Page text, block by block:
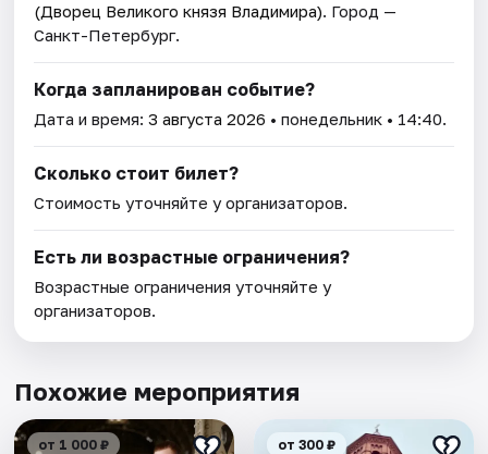
(Дворец Великого князя Владимира). Город —
Санкт-Петербург.
Когда запланирован событие?
Дата и время:3 августа 2026 • понедельник • 14:40.
Сколько стоит билет?
Стоимость уточняйте у организаторов.
Есть ли возрастные ограничения?
Возрастные ограничения уточняйте у
организаторов.
Похожие мероприятия
от 1 000 ₽ от 300 ₽